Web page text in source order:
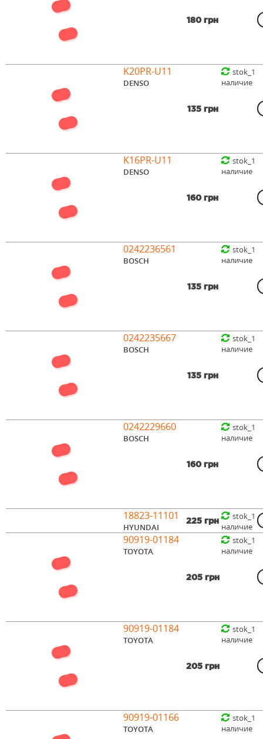
180 грн
K20PR-U11
DENSO
135 грн
stok_1
наличие
K16PR-U11
DENSO
160 грн
stok_1
наличие
0242236561
BOSCH
135 грн
stok_1
наличие
0242235667
BOSCH
135 грн
stok_1
наличие
0242229660
BOSCH
160 грн
stok_1
наличие
18823-11101
HYUNDAI
225 грн
stok_1
наличие
90919-01184
TOYOTA
205 грн
stok_1
наличие
90919-01184
TOYOTA
205 грн
stok_1
наличие
90919-01166
TOYOTA
stok_1
наличие